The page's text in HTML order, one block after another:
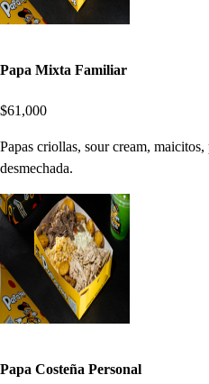
Papa Mixta Familiar
$61,000
Papas criollas, sour cream,
desmechada.
Papa Costeña Personal